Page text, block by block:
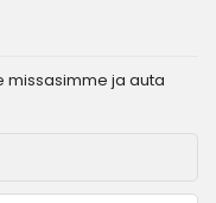
missasimme ja auta